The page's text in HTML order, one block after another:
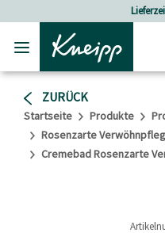
ZURÜCK
Startseite Produkte
Rosenzarte
Cremebad Rosenzarte